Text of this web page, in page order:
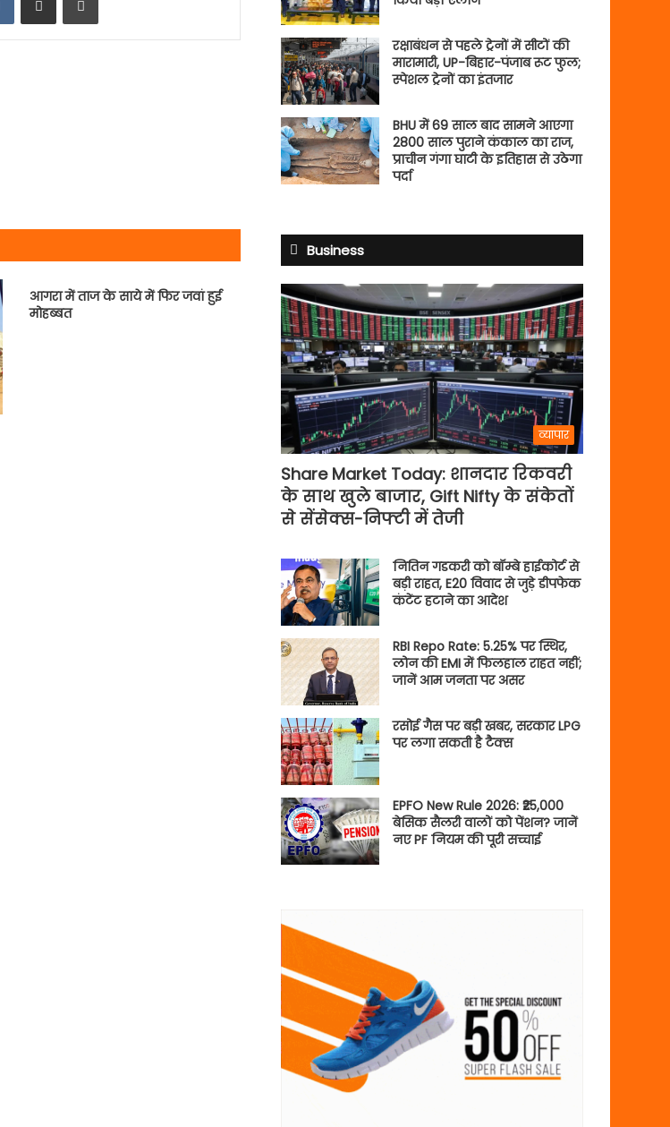
आगरा में ताज के साये में फिर जवां हुई
मोहब्बत
रक्षाबंधन से पहले ट्रेनों में सीटों की
मारामारी, UP-बिहार-पंजाब रूट फुल;
स्पेशल ट्रेनों का इंतजार
BHU में 69 साल बाद सामने आएगा
2800 साल पुराने कंकाल का राज,
प्राचीन गंगा घाटी के इतिहास से उठेगा
पर्दा
Business
व्यापार
Share Market Today: शानदार रिकवरी
के साथ खुले बाजार, Gift Nifty के संकेतों
से सेंसेक्स-निफ्टी में तेजी
नितिन गडकरी को बॉम्बे हाईकोर्ट से
बड़ी राहत, E20 विवाद से जुड़े डीपफेक
कंटेंट हटाने का आदेश
RBI Repo Rate: 5.25% पर स्थिर,
लोन की EMI में फिलहाल राहत नहीं;
जानें आम जनता पर असर
रसोई गैस पर बड़ी खबर, सरकार LPG
पर लगा सकती है टैक्स
EPFO New Rule 2026: ₹25,000
बेसिक सैलरी वालों को पेंशन? जानें
नए PF नियम की पूरी सच्चाई